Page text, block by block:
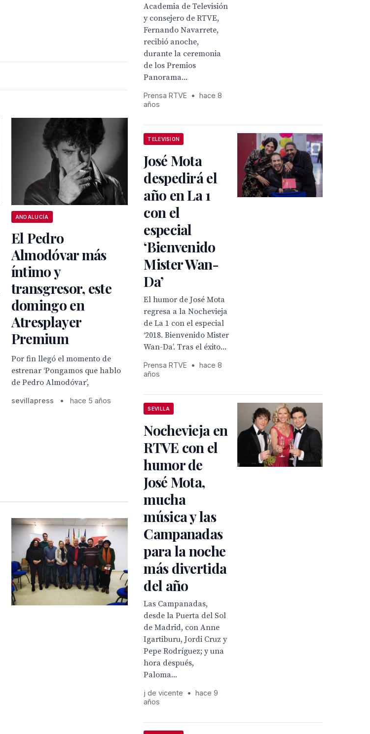
ANDALUCÍA
El Pedro
Almodóvar más
íntimo y
transgresor, este
domingo en
Atresplayer
Premium
Por fin llegó el momento de
estrenar ‘Pongamos que hablo
de Pedro Almodóvar’,
sevillapress • hace 5 años
Academia de Televisión
y consejero de RTVE,
Fernando Navarrete,
recibió anoche,
durante la ceremonia
de los Premios
Panorama...
Prensa RTVE •
hace 8
años
TELEVISION
José Mota
despedirá el
año en La 1
con el
especial
‘Bienvenido
Mister Wan-
Da’
El humor de José Mota
regresa a la Nochevieja
de La 1 con el especial
‘2018. Bienvenido Mister
Wan-Da’. Tras el éxito...
Prensa RTVE •
hace 8
años
SEVILLA
Nochevieja en
RTVE con el
humor de
José Mota,
mucha
música y las
Campanadas
para la noche
más divertida
del año
Las Campanadas,
desde la Puerta del Sol
de Madrid, con Anne
Igartiburu, Jordi Cruz y
Pepe Rodríguez; y una
hora después,
Paloma...
j de vicente •
hace 9
años